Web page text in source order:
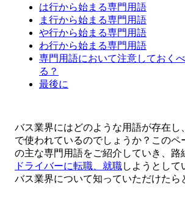
は行から始まる専門用語
ま行から始まる専門用語
や行から始まる専門用語
わ行から始まる専門用語
専門用語において注意しておく
る？
最後に
バス業界にはどのような用語が存在し
で使われているのでしょうか？このペ
の主な専門用語をご紹介していき、路
ドライバーに転職、就職しようとして
バス業界について知っていただけたら